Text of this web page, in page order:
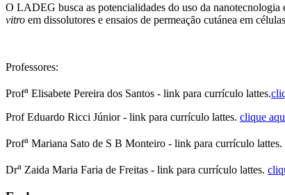
O LADEG busca as potencialidades do uso da
vitro em dissolutores e ensaios de permeação cutánea em
Professores:
Profa Elisabete Pereira dos Santos - link para currículo lattes.
Prof Eduardo Ricci Júnior - link para currículo lattes. clique
Profa Mariana Sato de S B Monteiro - link para currículo lattes.
Dra Zaida Maria Faria de Freitas - link para currículo lattes.